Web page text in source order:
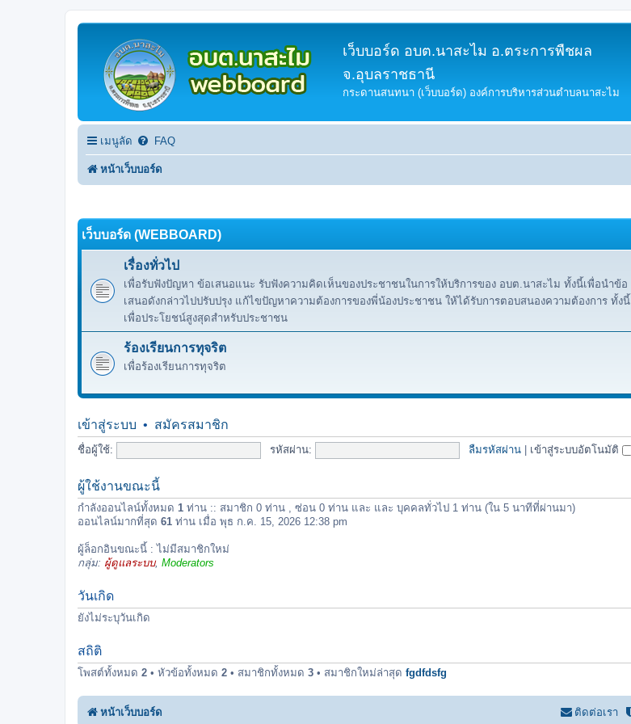
เว็บบอร์ด อบต.นาสะไม อ.ตระการพืชผล
จ.อุบลราชธานี
กระดานสนทนา (เว็บบอร์ด) องค์การบริหารส่วนตำบลนาสะไม
เมนูลัด FAQ
หน้าเว็บบอร์ด
เว็บบอร์ด (WEBBOARD)
เรื่องทั่วไป
เพื่อรับฟังปัญหา ข้อเสนอแนะ รับฟังความคิดเห็นของประชาชนในการให้บริการของ อบต.นาสะไม ทั้งนี้เพื่อนำข้อ
เสนอดังกล่าวไปปรับปรุง แก้ไขปัญหาความต้องการของพี่น้องประชาชน ให้ได้รับการตอบสนองความต้องการ ทั้งนี้
เพื่อประโยชน์สูงสุดสำหรับประชาชน
ร้องเรียนการทุจริต
เพื่อร้องเรียนการทุจริต
เข้าสู่ระบบ • สมัครสมาชิก
ชื่อผู้ใช้: รหัสผ่าน: ลืมรหัสผ่าน เข้าสู่ระบบอัตโนมัติ
ผู้ใช้งานขณะนี้
กำลังออนไลน์ทั้งหมด 1 ท่าน :: สมาชิก 0 ท่าน , ซ่อน 0 ท่าน และ และ บุคคลทั่วไป 1 ท่าน (ใน 5 นาทีที่ผ่านมา)
ออนไลน์มากที่สุด 61 ท่าน เมื่อ พุธ ก.ค. 15, 2026 12:38 pm
ผู้ล็อกอินขณะนี้ : ไม่มีสมาชิกใหม่
กลุ่ม: ผู้ดูแลระบบ, Moderators
วันเกิด
ยังไม่ระบุวันเกิด
สถิติ
โพสต์ทั้งหมด 2 • หัวข้อทั้งหมด 2 • สมาชิกทั้งหมด 3 • สมาชิกใหม่ล่าสุด fgdfdsfg
หน้าเว็บบอร์ด ติดต่อเรา